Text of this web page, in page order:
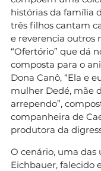
histórias da família
três filhos cantam
e reverencia outros
“Ofertório” que dá
composta para o
Dona Canô, “Ela e
mulher Dedé, mãe
arrependo”,
companheira de
produtora da
O cenário, uma das
Eichbauer, falecido